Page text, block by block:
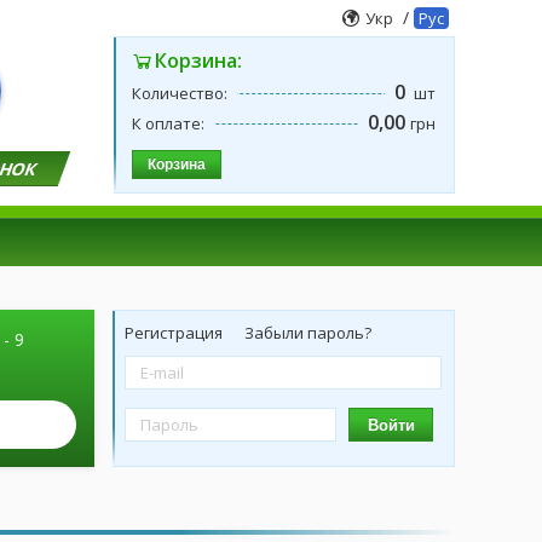
Укр / Рус
Корзина:
Количество: 0 шт
К оплате:
0,00 грн
Корзина
9
Регистрация Забыли пароль?
Войти